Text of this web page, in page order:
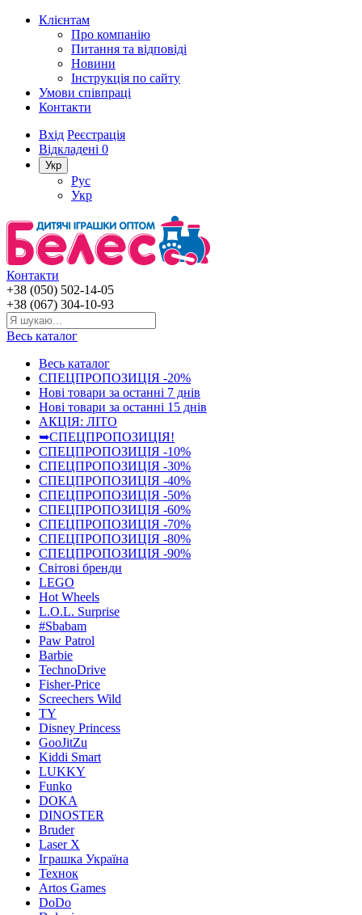
Клієнтам
Про компанію
Питання та відповіді
Новини
Інструкція по сайту
Умови співпраці
Контакти
Вхід Реєстрація
Відкладені 0
Укр
Рус
Укр
Контакти
+38 (050) 502-14-05
+38 (067) 304-10-93
Весь каталог
Весь каталог
СПЕЦПРОПОЗИЦІЯ -20%
Нові товари за останнi 7 днiв
Нові товари за останнi 15 днiв
АКЦІЯ: ЛІТО
➥СПЕЦПРОПОЗИЦІЯ!
СПЕЦПРОПОЗИЦІЯ -10%
СПЕЦПРОПОЗИЦІЯ -30%
СПЕЦПРОПОЗИЦІЯ -40%
СПЕЦПРОПОЗИЦІЯ -50%
СПЕЦПРОПОЗИЦІЯ -60%
СПЕЦПРОПОЗИЦІЯ -70%
СПЕЦПРОПОЗИЦІЯ -80%
СПЕЦПРОПОЗИЦІЯ -90%
Світові бренди
LEGO
Hot Wheels
L.O.L. Surprise
#Sbabam
Paw Patrol
Barbie
TechnoDrive
Fisher-Price
Screechers Wild
TY
Disney Princess
GooJitZu
Kiddi Smart
LUKKY
Funko
DOKA
DINOSTER
Bruder
Laser X
Іграшка Україна
Технок
Artos Games
DoDo